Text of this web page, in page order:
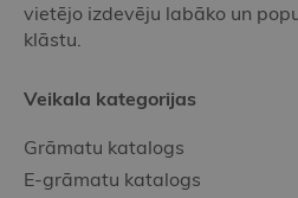
vietējo izdevēju labāko un
klāstu.
Veikala kategorijas
Grāmatu katalogs
E-grāmatu katalogs